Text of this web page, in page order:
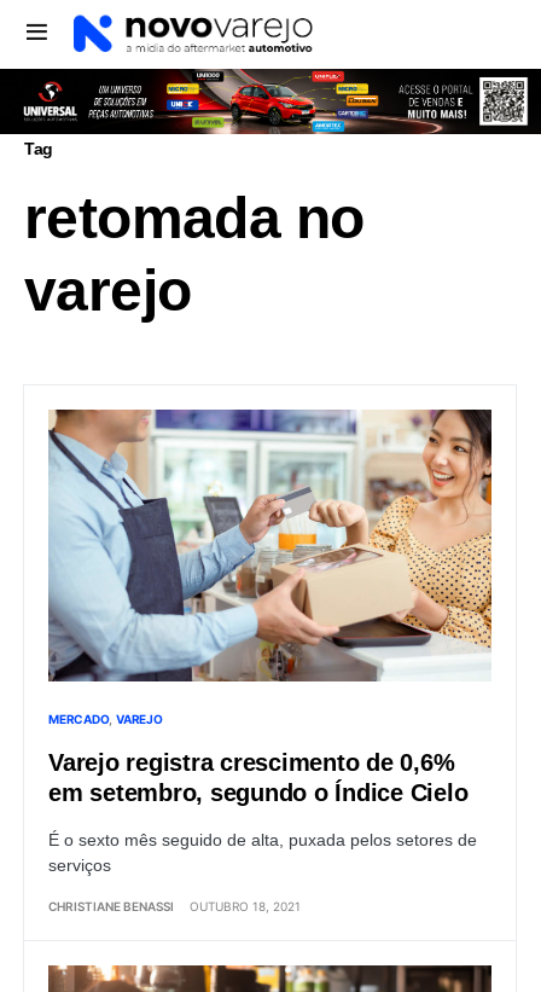
Tag
retomada no
varejo
MERCADO VAREJO
Varejo registra crescimento de 0,6%
em setembro, segundo o Índice Cielo
É o sexto mês seguido de alta, puxada pelos setores de
serviços
CHRISTIANE BENASSI OUTUBRO 18, 2021